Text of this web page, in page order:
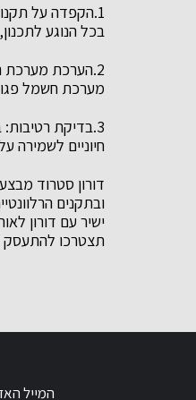
1.הקפדה על
בכל הנוגע
2.הערכת מערכת
מערכת חשמל
3.בדיקת
חיוניים לשמירה
דורון סטרוד
ובתקנים
ישיר עם דורון
תצטרכו להתעסק
המייל